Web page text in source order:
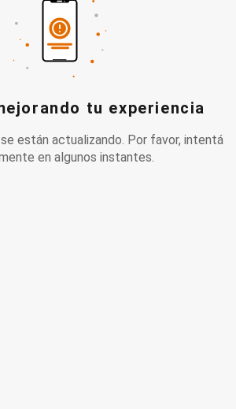
tu experiencia
están actualizando. Por favor, intentá
en algunos instantes.